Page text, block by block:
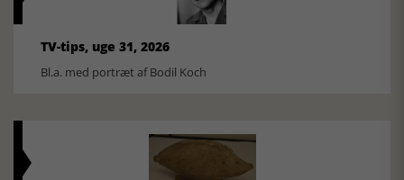
TV-tips, uge 31, 2026
Bl.a. med portræt af Bodil Koch